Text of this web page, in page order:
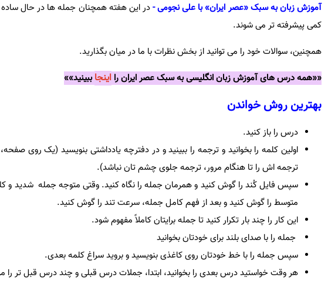
آموزش زبان به سبک «عصر ایران» با علی نجومی -
کمی پیشرفته تر می شوند.
همچنین، سوالات خود را می توانید از بخش نظرات با ما در میان بگذارید.
««همه درس های آموزش زبان انگلیسی به سبک عصر ایران را اینجا ببینید»»
بهترین روش خواندن
درس را باز کنید.
اولین کلمه را بخوانید و ترجمه را ببینید و در دفترچه یادداشتی بنویسید (یک روی
ترجمه اش را تا هنگام مرور، ترجمه جلوی چشم تان نباشد).
سپس فایل کُند را گوش کنید و همرمان جمله را نگاه کنید. وقتی متوجه جمله شدید و
متوسط را گوش کنید و بعد از فهم کامل جمله، سرعت تند را گوش کنید.
این کار را چند بار تکرار کنید تا جمله برایتان کاملاً مفهوم شود.
جمله را با صدای بلند برای خودتان بخوانید
سپس جمله را با خط خودتان روی کاغذی بنویسید و بروید سراغ کلمه بعدی.
هر وقت خواستید درس بعدی را بخوانید، ابتدا، جملات درس قبلی و چند درس قبل تر را